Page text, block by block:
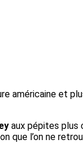
américaine et
aux pépites plus
que l’on ne